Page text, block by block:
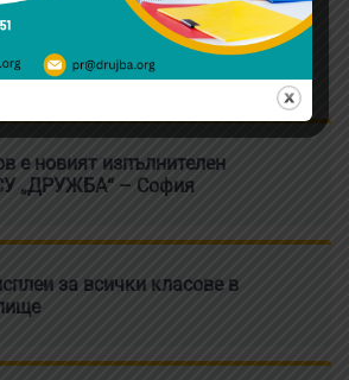
на ЧСУ “ДРУЖБА” – София
в състезанието Young
е новият изпълнителен
„ДРУЖБА“ – София
за всички класове в